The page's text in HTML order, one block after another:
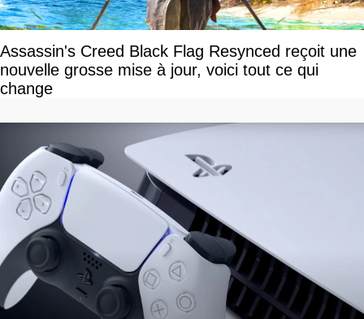
Assassin's Creed Black Flag Resynced reçoit une
nouvelle grosse mise à jour, voici tout ce qui
change